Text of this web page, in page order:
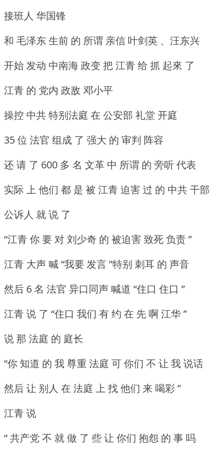
接班人 华国锋
和 毛泽东 生前 的 所谓 亲信 叶剑英 、汪东兴
开始 发动 中南海 政变 把 江青 给 抓 起來 了
江青 的 党内 政敌 邓小平
操控 中共 特别法庭 在 公安部 礼堂 开庭
35 位 法官 组成 了 强大 的 审判 阵容
还 请 了 600 多 名 文革 中 所谓 的 旁听 代表
实际 上 他们 都 是 被 江青 迫害 过 的 中共 干部
公诉人 就 说 了
“江青 你 要 对 刘少奇 的 被迫害 致死 负责 ”
江青 大声 喊 “我要 发言 ”特别 刺耳 的 声音
然后 6 名 法官 异口同声 喊道 “住口 住口 ”
江青 说 了 “住口 我们 有 约 在 先 啊 江华 ”
说 那 法庭 的 庭长
“你 知道 的 我 尊重 法庭 可 你们 不 让 我 说话
然后 让 别人 在 法庭 上 找 他们 来 喝彩 ”
江青 说
“ 共产党 不 就 做 了 些 让 你们 抱怨 的 事 吗